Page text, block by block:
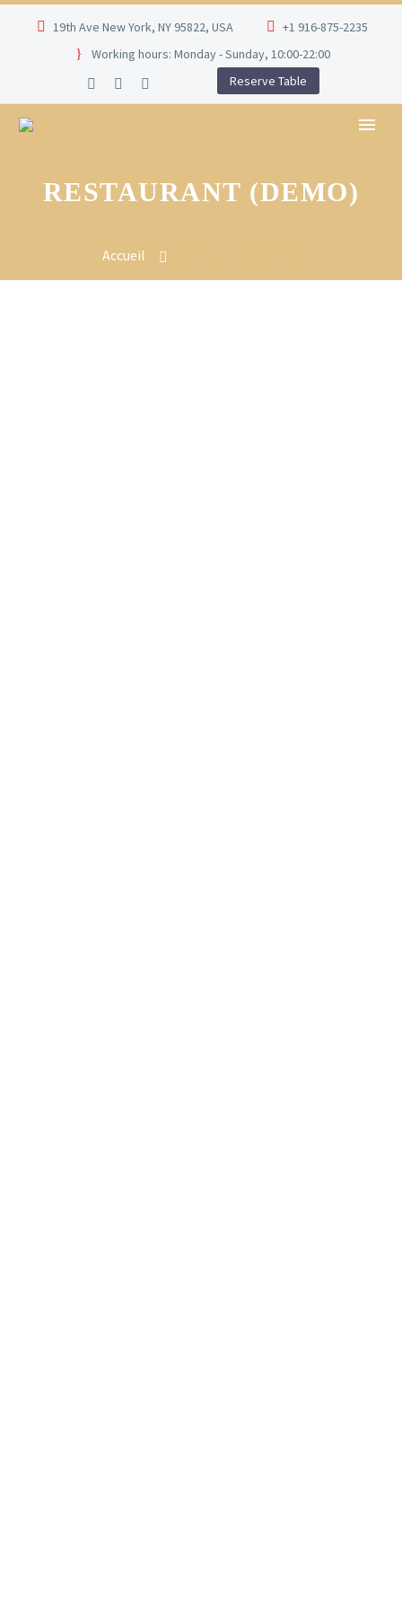
19th Ave New York, NY 95822, USA
+1 916-875-2235
Working hours: Monday - Sunday, 10:00-22:00
Reserve Table
RESTAURANT (DEMO)
Accueil